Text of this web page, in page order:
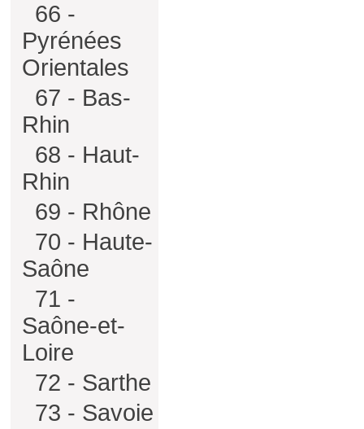
66 -
Pyrénées
Orientales
67 - Bas-
Rhin
68 - Haut-
Rhin
69 - Rhône
70 - Haute-
Saône
71 -
Saône-et-
Loire
72 - Sarthe
73 - Savoie